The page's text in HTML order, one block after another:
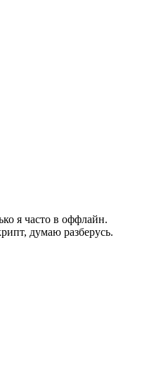
я часто в оффлайн.
думаю разберусь.